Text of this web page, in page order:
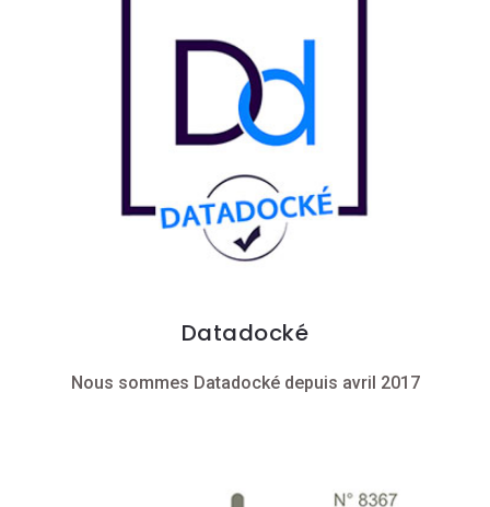
Datadocké
Nous sommes Datadocké depuis avril 2017